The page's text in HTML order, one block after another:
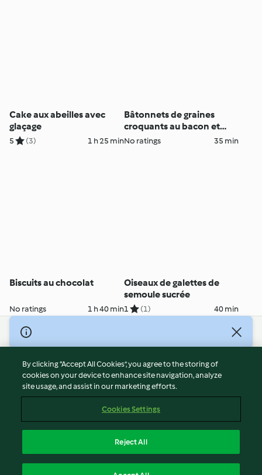
Cake aux abeilles avec
glaçage
5 (3) 1 h 25 min
Bâtonnets de graines
croquants au bacon et
fromage
No ratings 35 min
Biscuits au chocolat
No ratings 1 h 40 min
Oiseaux de galettes de
semoule sucrée
1 (1) 40 min
© Copyright 2026
Terms of Service
Privacy Policy
Disclaimer
Cookies
Withdraw Contract
By clicking “Accept All Cookies”, you agree to the storing of
cookies on your device to enhance site navigation, analyze
site usage, and assist in our marketing efforts.
Cookies Settings
Reject All